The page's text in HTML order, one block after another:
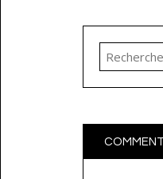
Rechercher :